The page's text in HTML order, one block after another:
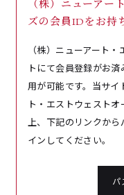
（株）ニューアー
ズの会員IDをお持
（株）ニューアート
トにて会員登録がお
用が可能です。当サイ
ト・エストウェスト
上、下記のリンクか
インしてください。
パ